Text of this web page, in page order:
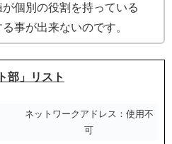
個別の役割を持っている
事が出来ないのです。
部」リスト
ネットワークアドレス：使用不
可